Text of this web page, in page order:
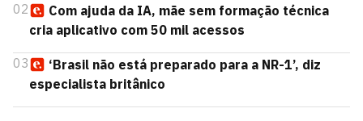
02
Com ajuda da IA, mãe sem formação técnica
cria aplicativo com 50 mil acessos
03
‘Brasil não está preparado para a NR-1’, diz
especialista britânico